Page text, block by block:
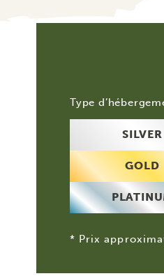
Type
SILVER
GOLD
* Prix